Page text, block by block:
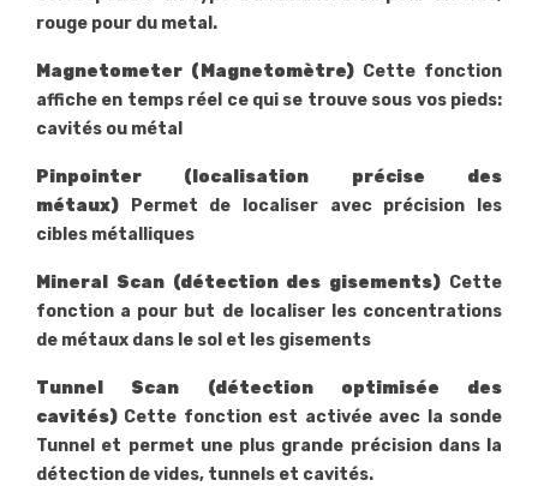
rouge pour du metal.
Magnetometer (Magnetomètre) Cette fonction
affiche en temps réel ce qui se trouve sous vos pieds:
cavités ou métal
Pinpointer (localisation précise des
métaux) Permet de localiser avec précision les
cibles métalliques
Mineral Scan (détection des gisements) Cette
fonction a pour but de localiser les concentrations
de métaux dans le sol et les gisements
Tunnel Scan (détection optimisée des
cavités) Cette fonction est activée avec la sonde
Tunnel et permet une plus grande précision dans la
détection de vides, tunnels et cavités.